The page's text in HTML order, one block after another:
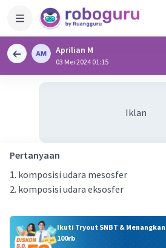
Aprilian M
03 Mei 2024 01:15
Iklan
Pertanyaan
1. komposisi udara mesosfer
2. komposisi udara eksosfer
Ikuti Tryout SNBT &
100rb